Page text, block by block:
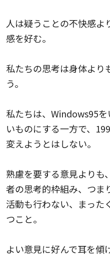
人は疑うことの不快感よ
感を好む。
私たちの思考は身体より
う。
私たちは、Windows95
いものにする一方で、
変えようとはしない。
熟慮を要する意見よりも
者の思考的枠組み、つま
活動も行わない、まった
つこと。
よい意見に好んで耳を傾